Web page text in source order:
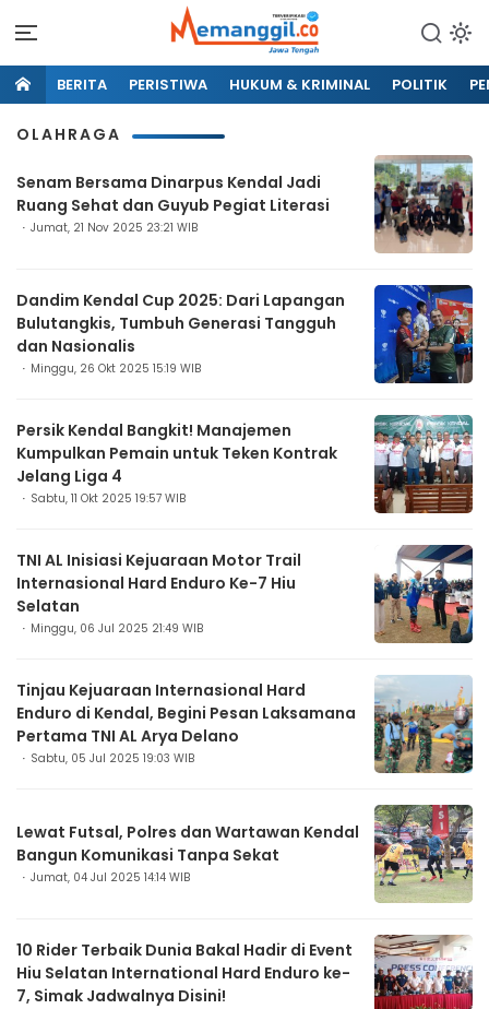
BERITA PERISTIWA HUKUM & KRIMINAL POLITIK
OLAHRAGA
Senam Bersama Dinarpus Kendal Jadi
Ruang Sehat dan Guyub Pegiat Literasi
Jumat, 21 Nov 2025 23:21 WIB
Dandim Kendal Cup 2025: Dari Lapangan
Bulutangkis, Tumbuh Generasi Tangguh
dan Nasionalis
Minggu, 26 Okt 2025 15:19 WIB
Persik Kendal Bangkit! Manajemen
Kumpulkan Pemain untuk Teken Kontrak
Jelang Liga 4
Sabtu, 11 Okt 2025 19:57 WIB
TNI AL Inisiasi Kejuaraan Motor Trail
Internasional Hard Enduro Ke-7 Hiu
Selatan
Minggu, 06 Jul 2025 21:49 WIB
Tinjau Kejuaraan Internasional Hard
Enduro di Kendal, Begini Pesan Laksamana
Pertama TNI AL Arya Delano
Sabtu, 05 Jul 2025 19:03 WIB
Lewat Futsal, Polres dan Wartawan Kendal
Bangun Komunikasi Tanpa Sekat
Jumat, 04 Jul 2025 14:14 WIB
10 Rider Terbaik Dunia Bakal Hadir di Event
Hiu Selatan International Hard Enduro ke-
7, Simak Jadwalnya Disini!